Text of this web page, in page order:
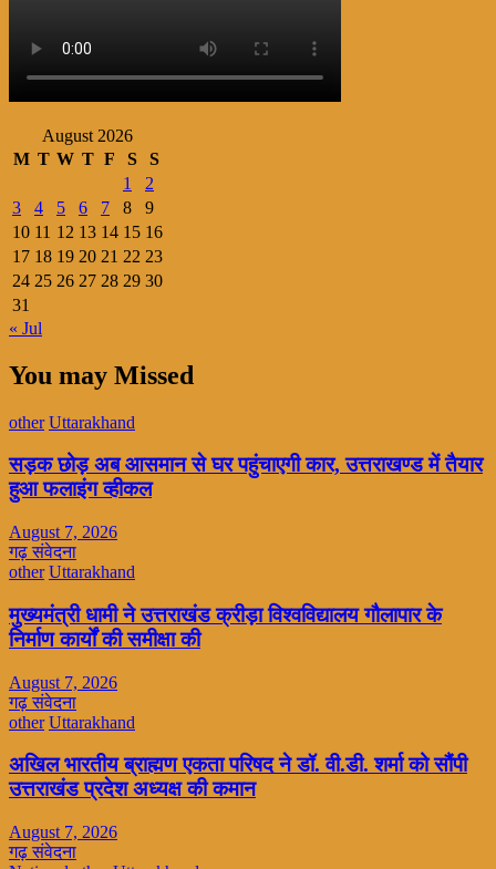
August 2026
M T W T F S
S
1
2
3
4 5 6 7 8
9
10 11 12 13 14 15 16
17 18 19 20 21 22 23
24 25 26 27 28 29 30
31
« Jul
You may Missed
other Uttarakhand
सड़क छोड़ अब आसमान से घर पहुंचाएगी कार, उत्तराखण्ड में तैयार
हुआ फलाइंग व्हीकल
August 7, 2026
गढ़ संवेदना
other Uttarakhand
मुख्यमंत्री धामी ने उत्तराखंड क्रीड़ा विश्वविद्यालय गौलापार के
निर्माण कार्यों की समीक्षा की
August 7, 2026
गढ़ संवेदना
other Uttarakhand
अखिल भारतीय ब्राह्मण एकता परिषद ने डॉ. वी.डी. शर्मा को सौंपी
उत्तराखंड प्रदेश अध्यक्ष की कमान
August 7, 2026
गढ़ संवेदना